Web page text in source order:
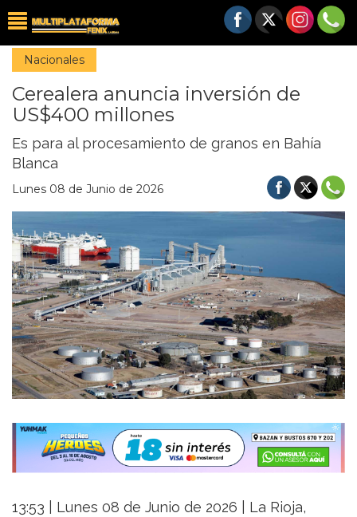
Nacionales
Cerealera anuncia inversión de
US$400 millones
Es para al procesamiento de granos en Bahía
Blanca
Lunes 08 de Junio de 2026
13:53 | Lunes 08 de Junio de 2026 | La Rioja,